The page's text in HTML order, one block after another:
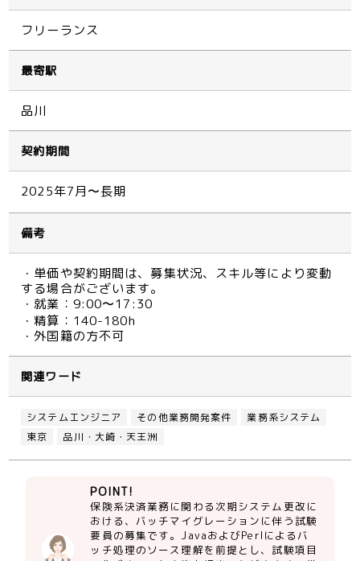
フリーランス
最寄駅
品川
契約期間
2025年7月〜長期
備考
・単価や契約期間は、募集状況、スキル等により変動
する場合がございます。
・就業：9:00〜17:30
・精算：140-180h
・外国籍の方不可
関連ワード
システムエンジニア その他業務開発案件
業務系システム
東京
品川・大崎・天王洲
POINT!
保険系決済業務に関わる次期システム更改に
おける、バッチマイグレーションに伴う試験
要員の募集です。JavaおよびPerlによるバ
ッチ処理のソース理解を前提とし、試験項目